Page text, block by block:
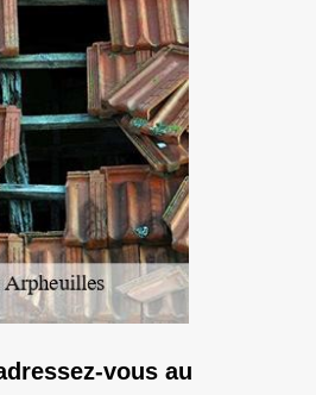
vous au